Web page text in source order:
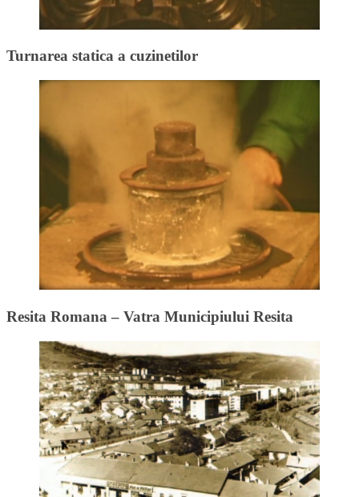
Turnarea statica a cuzinetilor
Resita Romana – Vatra Municipiului Resita